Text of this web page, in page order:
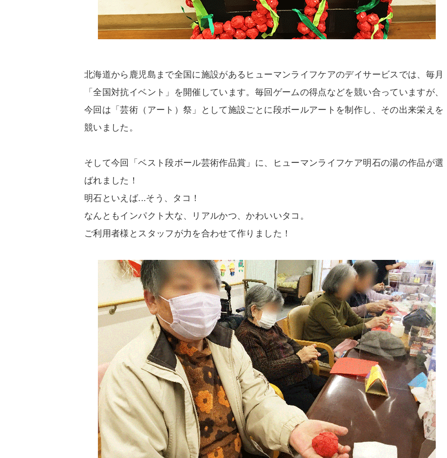
北海道から鹿児島まで全国に施設があるヒューマンライフケアのデイサービスでは、毎月
「全国対抗イベント」を開催しています。毎回ゲームの得点などを競い合っていますが、
今回は「芸術（アート）祭」として施設ごとに段ボールアートを制作し、その出来栄えを
競いました。
そして今回「ベスト段ボール芸術作品賞」に、ヒューマンライフケア明石の湯の作品が選
ばれました！
明石といえば...そう、タコ！
なんともインパクト大な、リアルかつ、かわいいタコ。
ご利用者様とスタッフが力を合わせて作りました！